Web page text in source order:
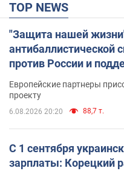
TOP NEWS
"Защита нашей
антибаллистической
против России и
Европейские партнеры
проекту
6.08.2026 20:20 88,7 т.
С 1 сентября
зарплаты: Корецкий